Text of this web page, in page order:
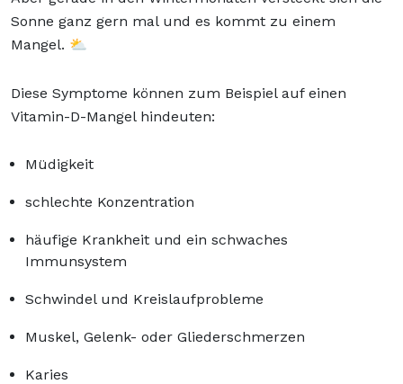
Sonne ganz gern mal und es kommt zu einem
Mangel. ⛅
Diese Symptome können zum Beispiel auf einen
Vitamin-D-Mangel hindeuten:
Müdigkeit
schlechte Konzentration
häufige Krankheit und ein schwaches
Immunsystem
Schwindel und Kreislaufprobleme
Muskel, Gelenk- oder Gliederschmerzen
Karies